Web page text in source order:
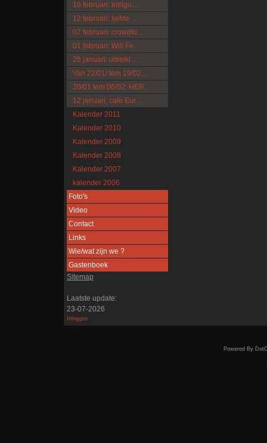
16 februari: intrigu...
12 februari: liefde ...
07 februari: crowdfu...
01 februari: Will Fe...
26 januari: uitreiki...
Van 22/01/ tem 19/02...
20/01 tem 06/02: HER...
12 januari: cafe Eur...
Kalender 2011
Kalender 2010
Kalender 2009
Kalender 2008
Kalender 2007
kalender 2006
Foto's
Video
Contact
Links
Wie/wat zijn we ?
Gastenboek
Sitemap
Laatste update:
23-07-2026
Inloggen
Powered By